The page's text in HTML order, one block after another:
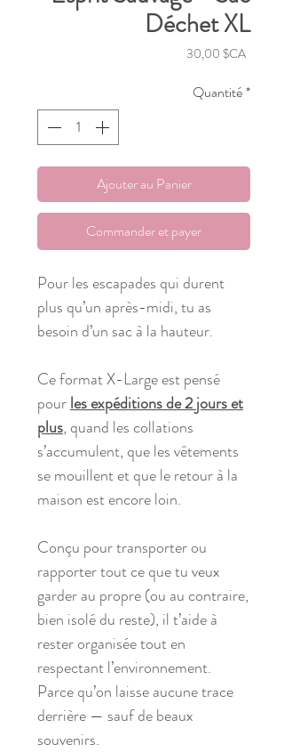
Déchet XL
30,00 $CAPrix
Quantité*
Ajouter au Panier
Commander et payer
Pour les escapades qui durent
plus qu’un après-midi, tu as
besoin d’un sac à la hauteur.
Ce format X-Large est pensé
pourles expéditions de 2 jours et
plus, quand les collations
s’accumulent, que les vêtements
se mouillent et que le retour à la
maison est encore loin.
Conçu pour transporter ou
rapporter tout ce que tu veux
garder au propre (ou au contraire,
bien isolé du reste), il t’aide à
rester organisée tout en
respectant l’environnement.
Parce qu’on laisse aucune trace
derrière — sauf de beaux
souvenirs.